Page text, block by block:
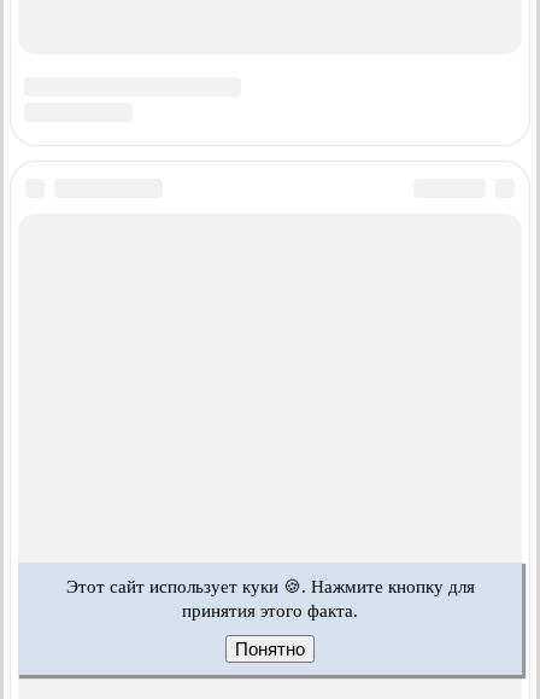
Этот сайт использует куки 🍪. Нажмите кнопку для
принятия этого факта.
Понятно